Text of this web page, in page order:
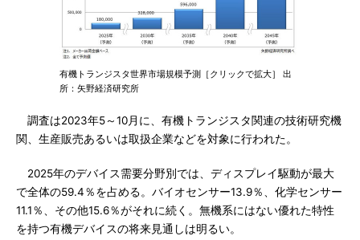
有機トランジスタ世界市場規模予測［クリックで拡大］ 出
所：矢野経済研究所
調査は2023年5～10月に、有機トランジスタ関連の技術研究機
関、生産販売あるいは取扱企業などを対象に行われた。
2025年のデバイス需要分野別では、ディスプレイ駆動が最大
で全体の59.4％を占める。バイオセンサー13.9％、化学センサー
11.1％、その他15.6％がそれに続く。無機系にはない優れた特性
を持つ有機デバイスの将来見通しは明るい。